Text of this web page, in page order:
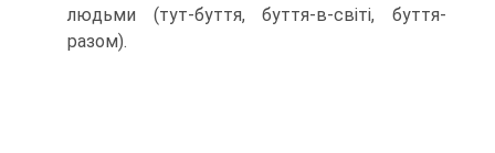
людьми (тут-буття, буття-в-світі, буття-
разом).